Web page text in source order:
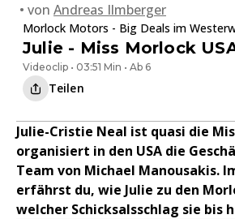
von Andreas Ilmberger
Morlock Motors - Big Deals im
Julie - Miss Morlock
Videoclip • 03:51 Min • Ab 6
Teilen
Julie-Cristie Neal ist quasi die
organisiert in den USA die
Team von Michael Manousakis.
erfährst du, wie Julie zu den
welcher Schicksalsschlag sie bis